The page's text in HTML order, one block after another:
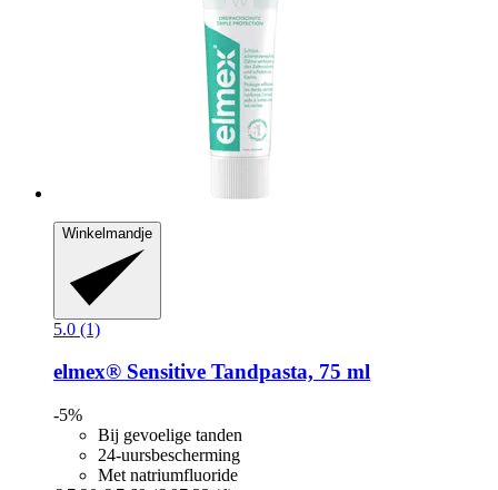
Winkelmandje
5.0 (1)
elmex® Sensitive Tandpasta, 75 ml
-5%
Bij gevoelige tanden
24-uursbescherming
Met natriumfluoride